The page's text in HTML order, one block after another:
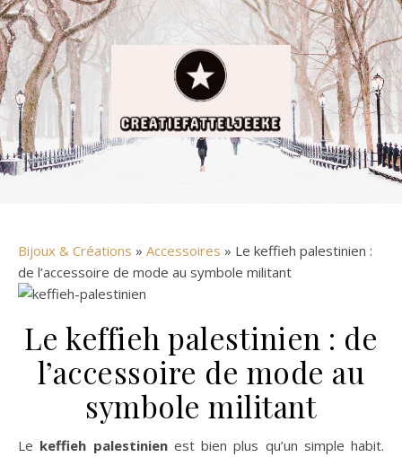
Bijoux & Créations » Accessoires » Le keffieh palestinien :
de l’accessoire de mode au symbole militant
Le keffieh palestinien : de
l’accessoire de mode au
symbole militant
Le keffieh palestinienest bien plus qu’un simple habit.